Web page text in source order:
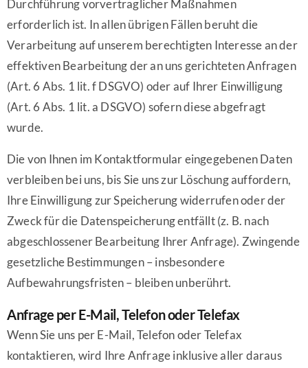
Durchführung vorvertraglicher Maßnahmen
erforderlich ist. In allen übrigen Fällen beruht die
Verarbeitung auf unserem berechtigten Interesse an der
effektiven Bearbeitung der an uns gerichteten Anfragen
(Art. 6 Abs. 1 lit. f DSGVO) oder auf Ihrer Einwilligung
(Art. 6 Abs. 1 lit. a DSGVO) sofern diese abgefragt
wurde.
Die von Ihnen im Kontaktformular eingegebenen Daten
verbleiben bei uns, bis Sie uns zur Löschung auffordern,
Ihre Einwilligung zur Speicherung widerrufen oder der
Zweck für die Datenspeicherung entfällt (z. B. nach
abgeschlossener Bearbeitung Ihrer Anfrage). Zwingende
gesetzliche Bestimmungen – insbesondere
Aufbewahrungsfristen – bleiben unberührt.
Anfrage per E-Mail, Telefon oder Telefax
Wenn Sie uns per E-Mail, Telefon oder Telefax
kontaktieren, wird Ihre Anfrage inklusive aller daraus